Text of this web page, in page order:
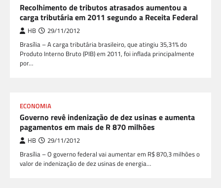
Recolhimento de tributos atrasados aumentou a
carga tributária em 2011 segundo a Receita Federal
HB 29/11/2012
Brasília – A carga tributária brasileiro, que atingiu 35,31% do
Produto Interno Bruto (PIB) em 2011, foi inflada principalmente
por…
ECONOMIA
Governo revê indenização de dez usinas e aumenta
pagamentos em mais de R 870 milhões
HB 29/11/2012
Brasília – O governo federal vai aumentar em R$ 870,3 milhões o
valor de indenização de dez usinas de energia…